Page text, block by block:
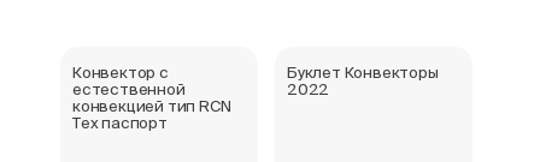
Конвектор с
естественной
конвекцией тип RCN
Тех паспорт
Буклет Конвекторы
2022